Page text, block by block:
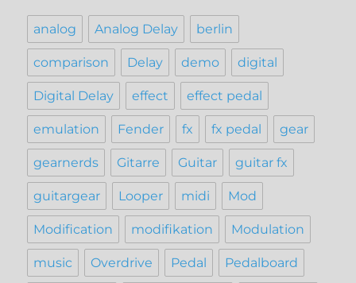
analog Analog Delay berlin
comparison Delay demo digital
Digital Delay effect effect pedal
emulation Fender fx fx pedal gear
gearnerds Gitarre Guitar guitar fx
guitargear Looper midi Mod
Modification modifikation Modulation
music Overdrive Pedal Pedalboard